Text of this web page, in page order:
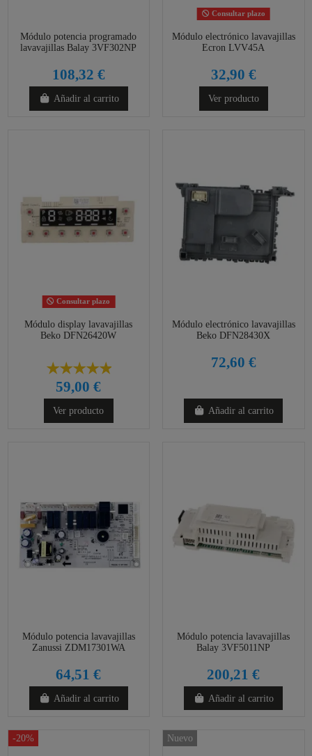
Módulo potencia programado
lavavajillas Balay 3VF302NP
108,32 €
Añadir al carrito
Consultar plazo
Módulo electrónico lavavajillas
Ecron LVV45A
32,90 €
Ver producto
Consultar plazo
Módulo display lavavajillas
Beko DFN26420W
59,00 €
Ver producto
Módulo electrónico lavavajillas
Beko DFN28430X
72,60 €
Añadir al carrito
Módulo potencia lavavajillas
Zanussi ZDM17301WA
64,51 €
Añadir al carrito
Módulo potencia lavavajillas
Balay 3VF5011NP
200,21 €
Añadir al carrito
-20% Nuevo